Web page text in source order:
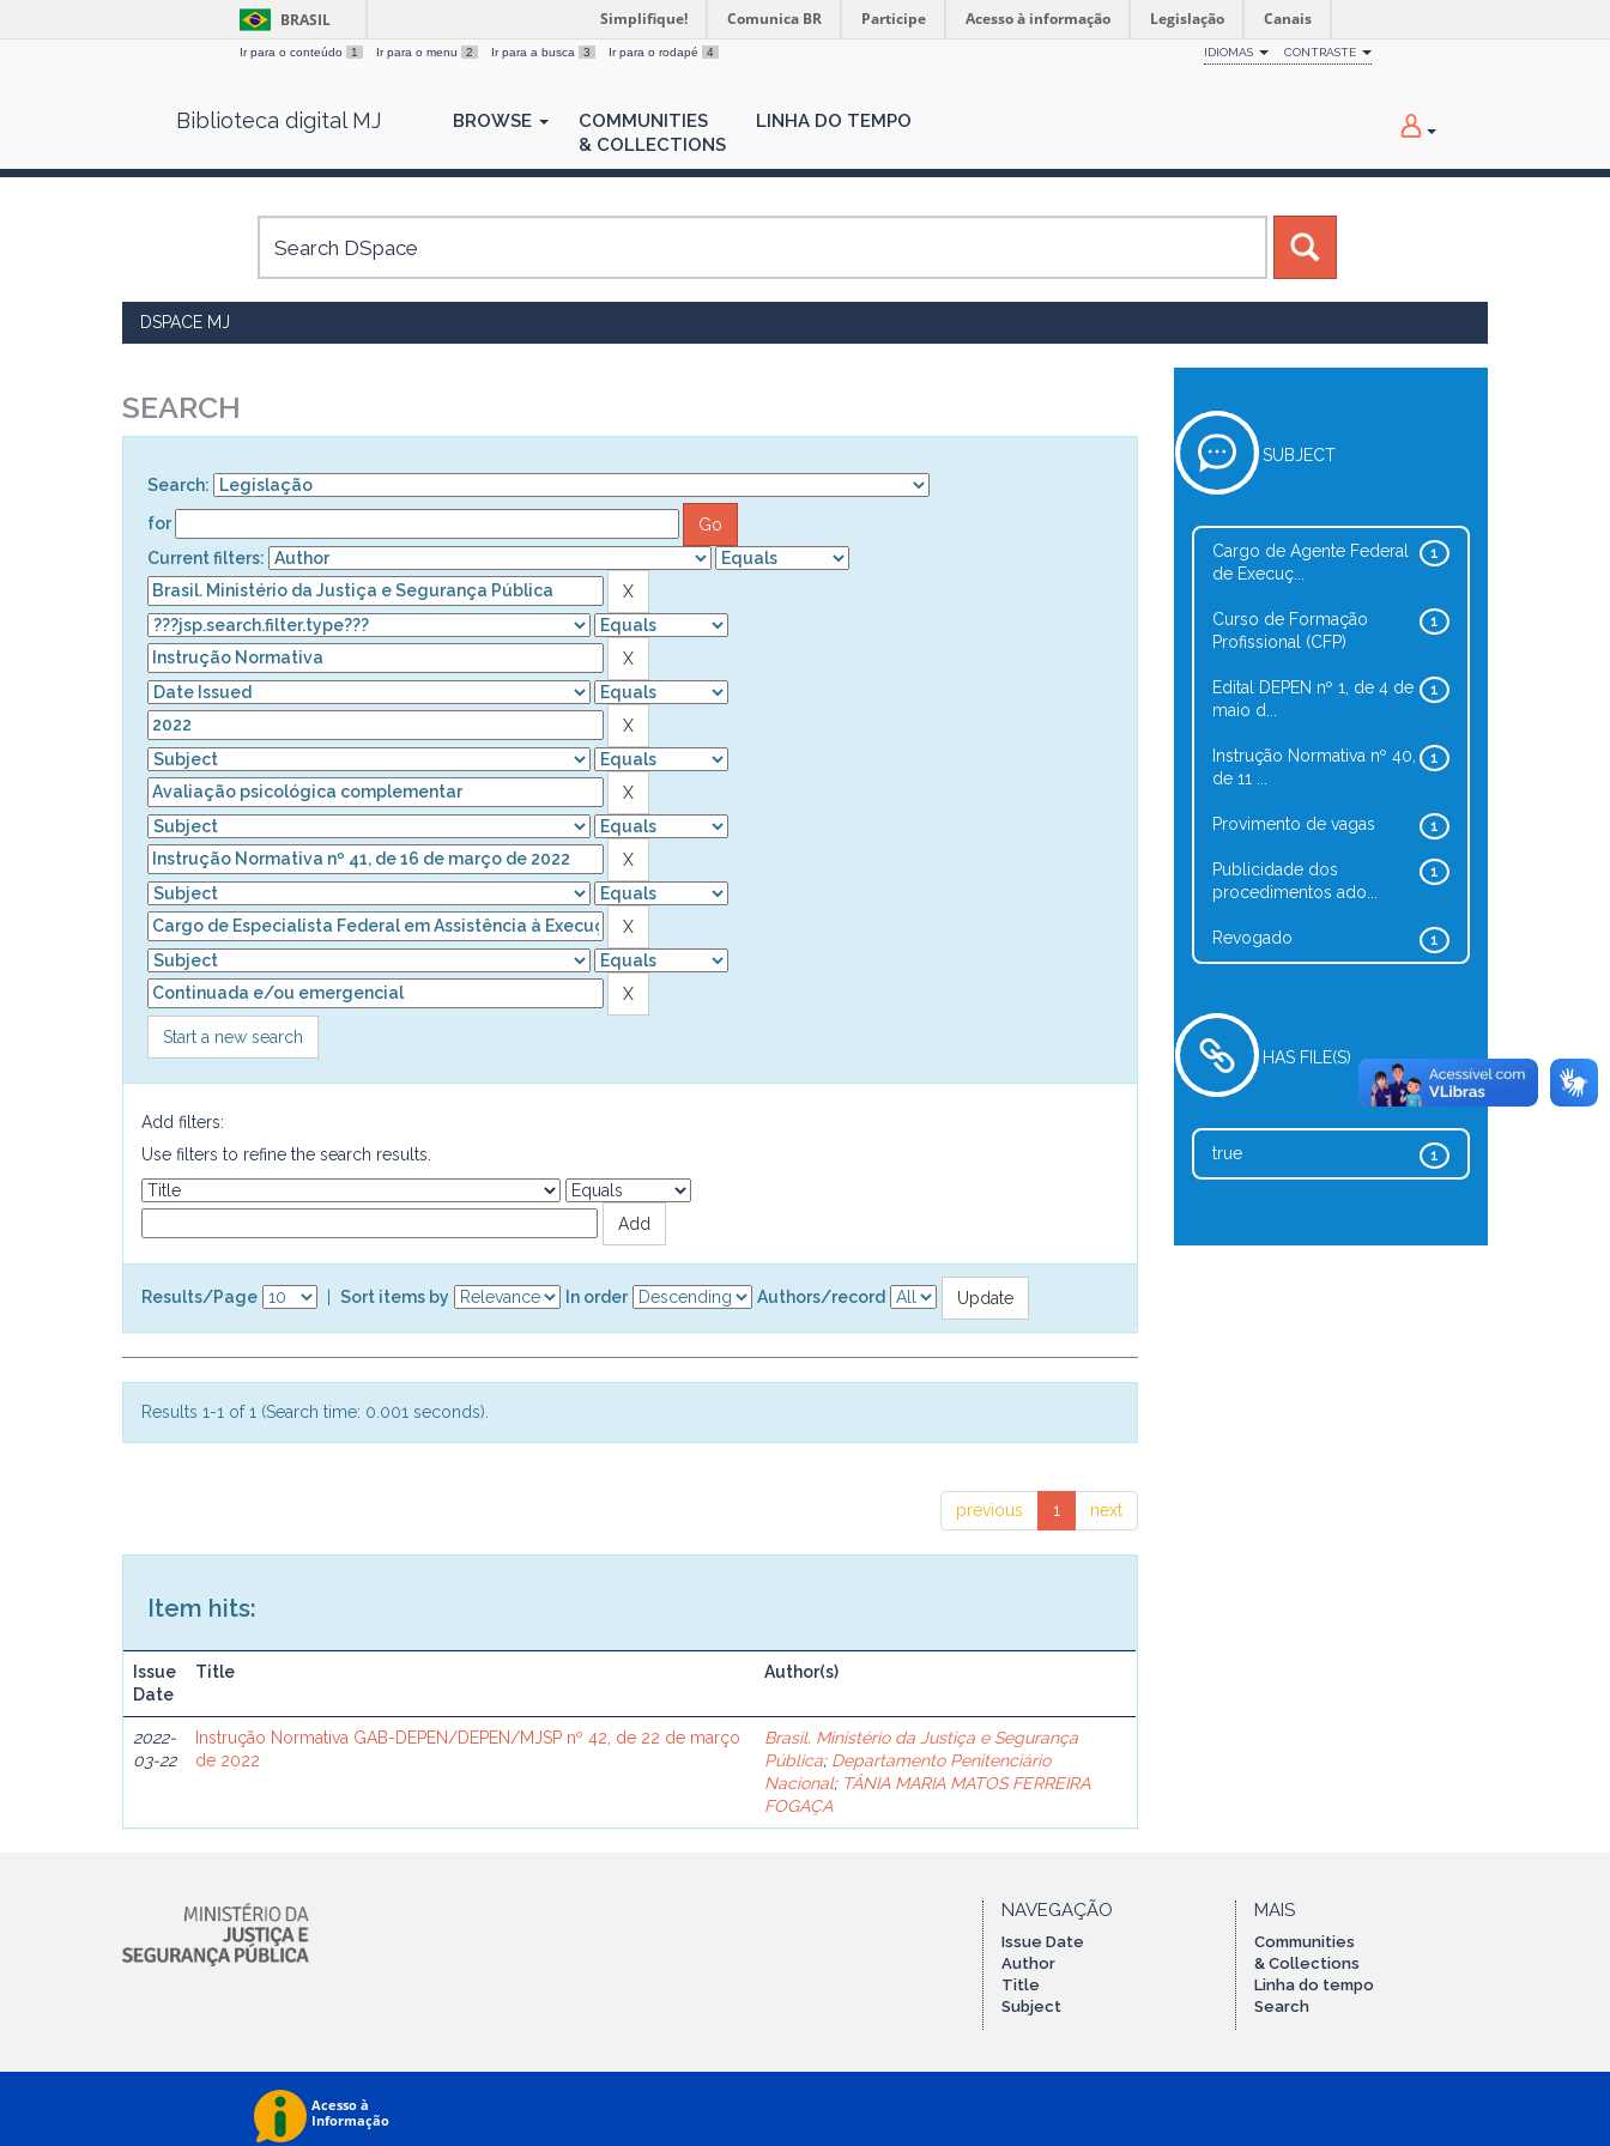
BRASIL Simplifique! Comunica BR Participe Acesso à informação Legislação Canais
Ir para o conteúdo 1 Ir para o menu 2 Ir para a busca 3 Ir para o rodapé 4 IDIOMAS CONTRASTE
Biblioteca digital MJ BROWSE
COMMUNITIES
& COLLECTIONS
LINHA DO TEMPO
DSPACE MJ
SEARCH
Search:
for
Current filters:
Start a new search
Add filters:
Use filters to refine the search results.
Results/Page Sort items by In order Authors/record
Results 1-1 of 1 (Search time: 0.001 seconds).
previous 1 next
Item hits:
Issue
Date
Title Author(s)
2022-
03-22
Instrução Normativa GAB-DEPEN/DEPEN/MJSP nº 42, de 22 de março
de 2022
Brasil. Ministério da Justiça e Segurança
Pública; Departamento Penitenciário
Nacional; TÂNIA MARIA MATOS FERREIRA
FOGAÇA
SUBJECT
1
Cargo de Agente Federal
de Execuç...
1
Curso de Formação
Profissional (CFP)
1
Edital DEPEN nº 1, de 4 de
maio d...
1
Instrução Normativa nº 40,
de 11 ...
1
Provimento de vagas
1
Publicidade dos
procedimentos ado...
1
Revogado
HAS FILE(S)
1
true
NAVEGAÇÃO
Issue Date
Author
Title
Subject
MAIS
Communities
& Collections
Linha do tempo
Search